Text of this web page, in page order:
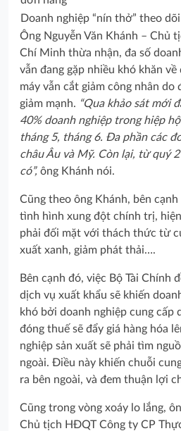
Doanh nghiệp “nín thở” theo
Ông Nguyễn Văn Khánh – Chủ
Chí Minh thừa nhận, đa số
vẫn đang gặp nhiều khó khăn
máy vẫn cắt giảm công nhân do
giảm mạnh. “Qua khảo sát mới
40% doanh nghiệp trong hiệp
tháng 5, tháng 6. Đa phần các
châu Âu và Mỹ. Còn lại, từ quý
có”, ông Khánh nói.
Cũng theo ông Khánh, bên
tình hình xung đột chính trị,
phải đối mặt với thách thức từ
xuất xanh, giảm phát thải….
Bên cạnh đó, việc Bộ Tài Chính
dịch vụ xuất khẩu sẽ khiến
khó bởi doanh nghiệp cung cấp
đóng thuế sẽ đẩy giá hàng hóa
nghiệp sản xuất sẽ phải tìm
ngoài. Điều này khiến chuỗi
ra bên ngoài, và đem thuận lợi
Cũng trong vòng xoáy lo lắng,
Chủ tịch HĐQT Công ty CP